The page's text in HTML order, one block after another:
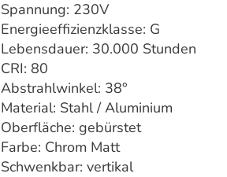
Spannung: 230V
Energieeffizienzklasse: G
Lebensdauer: 30.000 Stunden
CRI: 80
Abstrahlwinkel: 38°
Material: Stahl / Aluminium
Oberfläche: gebürstet
Farbe: Chrom Matt
Schwenkbar: vertikal